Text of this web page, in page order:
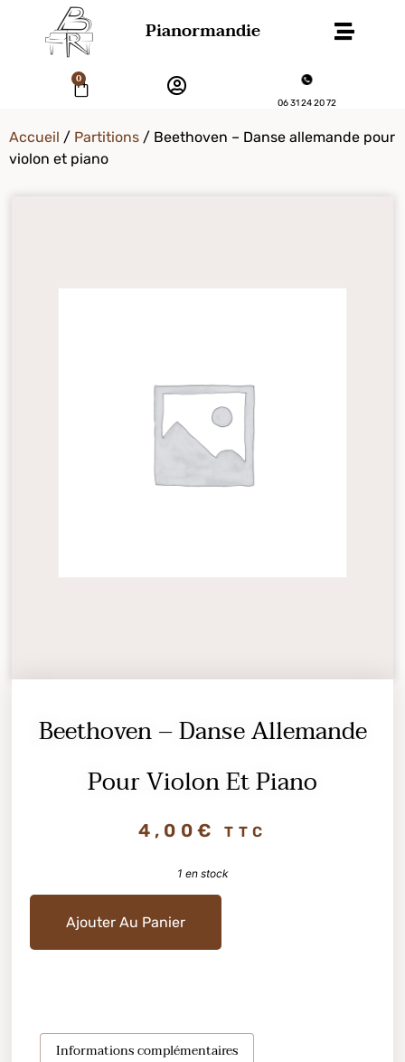
Pianormandie
0
06 31 24 20 72
Accueil / Partitions / Beethoven – Danse allemande pour
violon et piano
Beethoven – Danse Allemande
Pour Violon Et Piano
4,00€ TTC
1 en stock
Ajouter Au Panier
Informations complémentaires